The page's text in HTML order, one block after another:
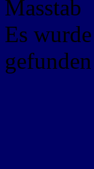
Masstab
Es
gefunden